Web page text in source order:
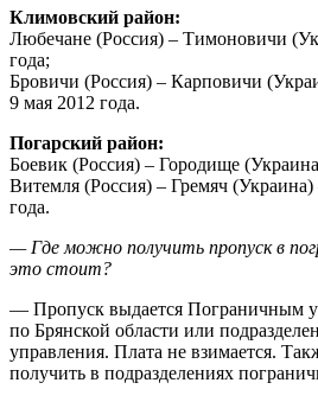
Климовский район:
Любечане (Россия) – Тимоновичи
года;
Бровичи (Россия) – Карповичи
9 мая 2012 года.
Погарский район:
Боевик (Россия) – Городище
Витемля (Россия) – Гремяч (Украина)
года.
— Где можно получить пропуск в
это стоит?
— Пропуск выдается Пограничным
по Брянской области или
управления. Плата не взимается.
получить в подразделениях